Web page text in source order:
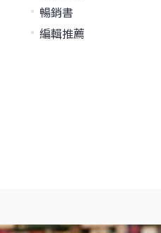
暢銷書
編輯推薦